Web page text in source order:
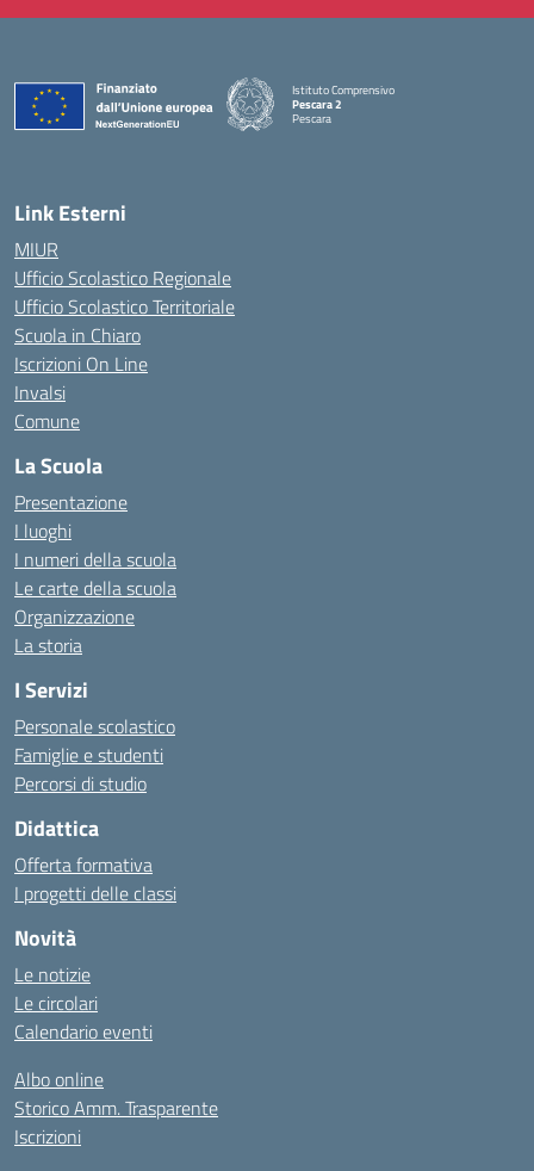
Istituto Comprensivo
Pescara 2
Pescara
Link Esterni
MIUR
Ufficio Scolastico Regionale
Ufficio Scolastico Territoriale
Scuola in Chiaro
Iscrizioni On Line
Invalsi
Comune
La Scuola
Presentazione
I luoghi
I numeri della scuola
Le carte della scuola
Organizzazione
La storia
I Servizi
Personale scolastico
Famiglie e studenti
Percorsi di studio
Didattica
Offerta formativa
I progetti delle classi
Novità
Le notizie
Le circolari
Calendario eventi
Albo online
Storico Amm. Trasparente
Iscrizioni